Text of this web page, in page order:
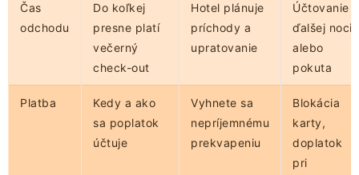
Čas
odchodu
Do koľkej
presne platí
večerný
check-out
Hotel plánuje
príchody a
upratovanie
Účtovanie
ďalšej noci
alebo
pokuta
Platba
Kedy a ako
sa poplatok
účtuje
Vyhnete sa
nepríjemnému
prekvapeniu
Blokácia
karty,
doplatok
pri